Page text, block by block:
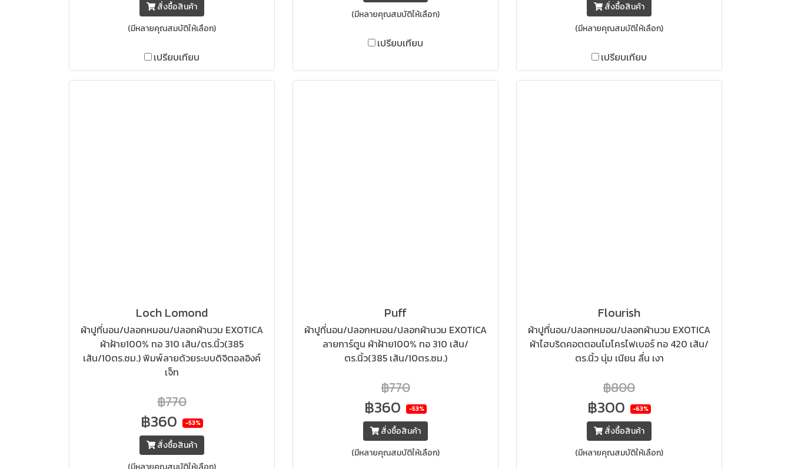
สั่งซื้อสินค้า
(มีหลายคุณสมบัติให้เลือก)
เปรียบเทียบ
(มีหลายคุณสมบัติให้เลือก)
เปรียบเทียบ
สั่งซื้อสินค้า
(มีหลายคุณสมบัติให้เลือก)
เปรียบเทียบ
Loch Lomond
ผ้าปูที่นอน/ปลอกหมอน/ปลอกผ้านวม EXOTICA
ผ้าฝ้าย100% ทอ 310 เส้น/ตร.นิ้ว(385
เส้น/10ตร.ซม.) พิมพ์ลายด้วยระบบดิจิตอลอิงค์
เจ็ท
฿770
฿360 -53%
สั่งซื้อสินค้า
Puff
ผ้าปูที่นอน/ปลอกหมอน/ปลอกผ้านวม EXOTICA
ลายการ์ตูน ผ้าฝ้าย100% ทอ 310 เส้น/
ตร.นิ้ว(385 เส้น/10ตร.ซม.)
฿770
฿360 -53%
สั่งซื้อสินค้า
(มีหลายคุณสมบัติให้เลือก)
Flourish
ผ้าปูที่นอน/ปลอกหมอน/ปลอกผ้านวม EXOTICA
ผ้าไฮบริดคอตตอนไมโครไฟเบอร์ ทอ 420 เส้น/
ตร.นิ้ว นุ่ม เนียน ลื่น เงา
฿800
฿300 -63%
สั่งซื้อสินค้า
(มีหลายคุณสมบัติให้เลือก)